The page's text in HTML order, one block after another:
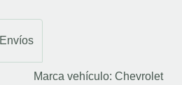
Envíos
Marca vehículo: Chevrolet